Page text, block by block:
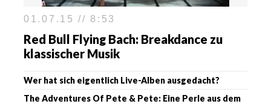
01.07.15 // 8:53
Red Bull Flying Bach: Breakdance zu
klassischer Musik
Wer hat sich eigentlich Live-Alben ausgedacht?
The Adventures Of Pete & Pete: Eine Perle aus dem